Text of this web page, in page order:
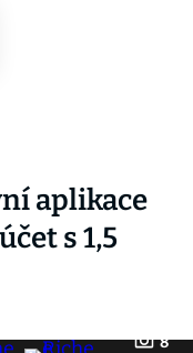
aplikace
s 1,5
8